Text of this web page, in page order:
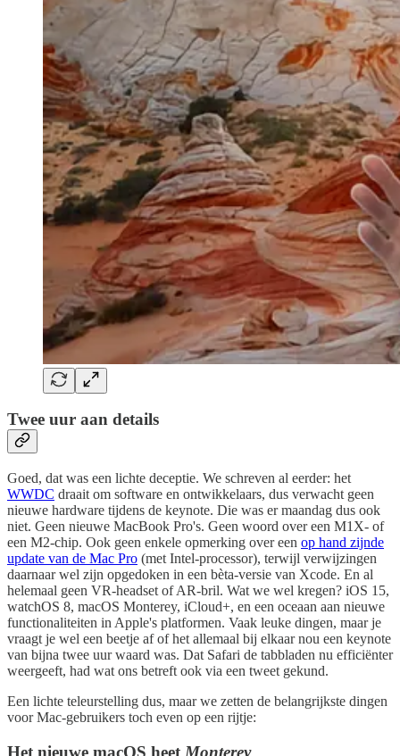
Twee uur aan details
Goed, dat was een lichte deceptie. We schreven al eerder: het
WWDC draait om software en ontwikkelaars, dus verwacht geen
nieuwe hardware tijdens de keynote. Die was er maandag dus ook
niet. Geen nieuwe MacBook Pro's. Geen woord over een M1X- of
een M2-chip. Ook geen enkele opmerking over een op hand zijnde
update van de Mac Pro (met Intel-processor), terwijl verwijzingen
daarnaar wel zijn opgedoken in een bèta-versie van Xcode. En al
helemaal geen VR-headset of AR-bril. Wat we wel kregen? iOS 15,
watchOS 8, macOS Monterey, iCloud+, en een oceaan aan nieuwe
functionaliteiten in Apple's platformen. Vaak leuke dingen, maar je
vraagt je wel een beetje af of het allemaal bij elkaar nou een keynote
van bijna twee uur waard was. Dat Safari de tabbladen nu efficiënter
weergeeft, had wat ons betreft ook via een tweet gekund.
Een lichte teleurstelling dus, maar we zetten de belangrijkste dingen
voor Mac-gebruikers toch even op een rijtje:
Het nieuwe macOS heet Monterey